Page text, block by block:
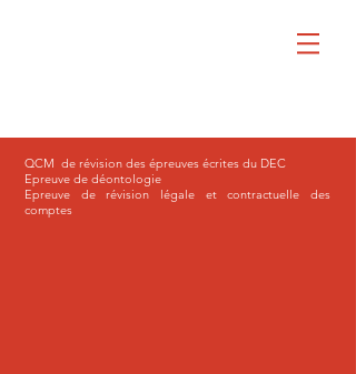
QCM de révision des épreuves écrites du DEC
Epreuve de déontologie
Epreuve de révision légale et contractuelle des
comptes